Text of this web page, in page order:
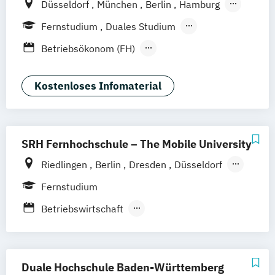
Düsseldorf München Berlin
Hamburg
Weil am Rhein
Frankfurt am Main
Fernstudium
Duales Studium
Fernlehrgang
Betriebsökonom (FH)
Business Administration (dual)
Digitalisierungsmanagement
Kommunikation & Eventmanagement
Kommunikation & Eventmanagement
(dual)
Kommunikation & Medienmanagement
Kommunikationsmanagement (dual)
Kostenloses Infomaterial
SRH Fernhochschule – The Mobile University
Riedlingen Berlin Dresden
Düsseldorf
Hamburg
Mannheim Wertheim
Frankfurt am Main Hamm Zürich Fürth
Fernstudium
Betriebswirtschaft
Duale Hochschule Baden-Württemberg